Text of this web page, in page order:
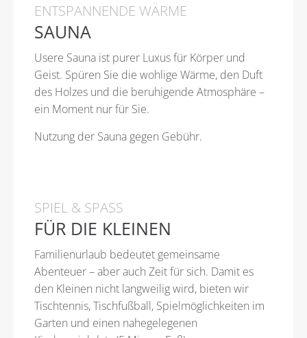
ENTSPANNENDE WÄRME
SAUNA
Usere Sauna ist purer Luxus für Körper und
Geist. Spüren Sie die wohlige Wärme, den Duft
des Holzes und die beruhigende Atmosphäre –
ein Moment nur für Sie.
Nutzung der Sauna gegen Gebühr.
SPIEL & SPASS
FÜR DIE KLEINEN
Familienurlaub bedeutet gemeinsame
Abenteuer – aber auch Zeit für sich. Damit es
den Kleinen nicht langweilig wird, bieten wir
Tischtennis, Tischfußball, Spielmöglichkeiten im
Garten und einen nahegelegenen